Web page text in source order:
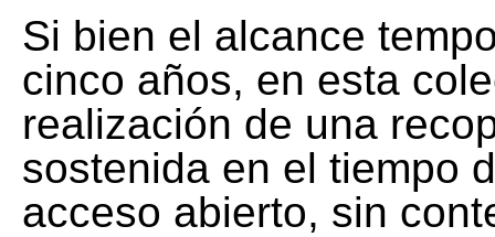
Si bien el alcance
cinco años, en esta
realización de una
sostenida en el tiempo
acceso abierto, sin